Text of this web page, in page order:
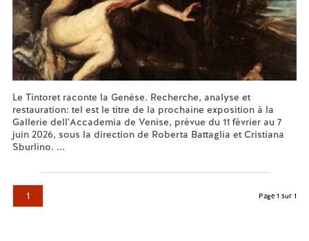
Le Tintoret raconte la Genèse. Recherche, analyse et
restauration: tel est le titre de la prochaine exposition à la
Gallerie dell'Accademia de Venise, prévue du 11 février au 7
juin 2026, sous la direction de Roberta Battaglia et Cristiana
Sburlino. ...
1 Page 1 sur 1